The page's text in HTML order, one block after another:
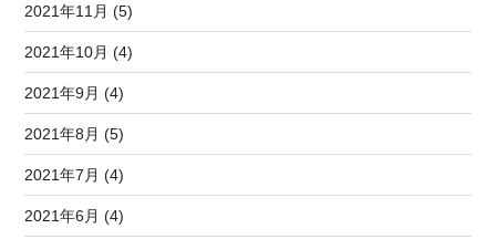
2021年11月 (5)
2021年10月 (4)
2021年9月 (4)
2021年8月 (5)
2021年7月 (4)
2021年6月 (4)